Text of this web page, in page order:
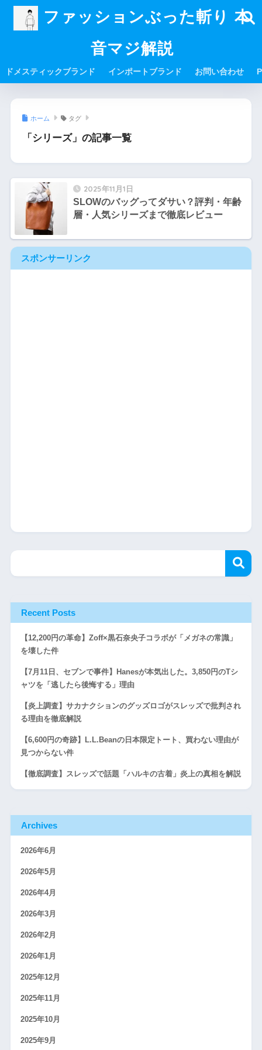
ファッションぶった斬り 本
音マジ解説
ドメスティックブランド インポートブランド お問い合わせ
ホーム タグ
「シリーズ」の記事一覧
2025年11月1日
SLOWのバッグってダサい？評判・年齢
層・人気シリーズまで徹底レビュー
スポンサーリンク
Recent Posts
【12,200円の革命】Zoff×黒石奈央子コラボが「メガネの常識」
を壊した件
【7月11日、セブンで事件】Hanesが本気出した。3,850円のTシ
ャツを「逃したら後悔する」理由
【炎上調査】サカナクションのグッズロゴがスレッズで批判され
る理由を徹底解説
【6,600円の奇跡】L.L.Beanの日本限定トート、買わない理由が
見つからない件
【徹底調査】スレッズで話題「ハルキの古着」炎上の真相を解説
Archives
2026年6月
2026年5月
2026年4月
2026年3月
2026年2月
2026年1月
2025年12月
2025年11月
2025年10月
2025年9月